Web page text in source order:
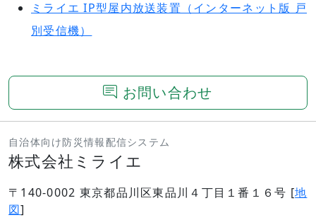
ミライエ IP型屋内放送装置（インターネット版 戸
別受信機）
お問い合わせ
自治体向け防災情報配信システム
株式会社ミライエ
〒140-0002 東京都品川区東品川４丁目１番１６号 [地
図]